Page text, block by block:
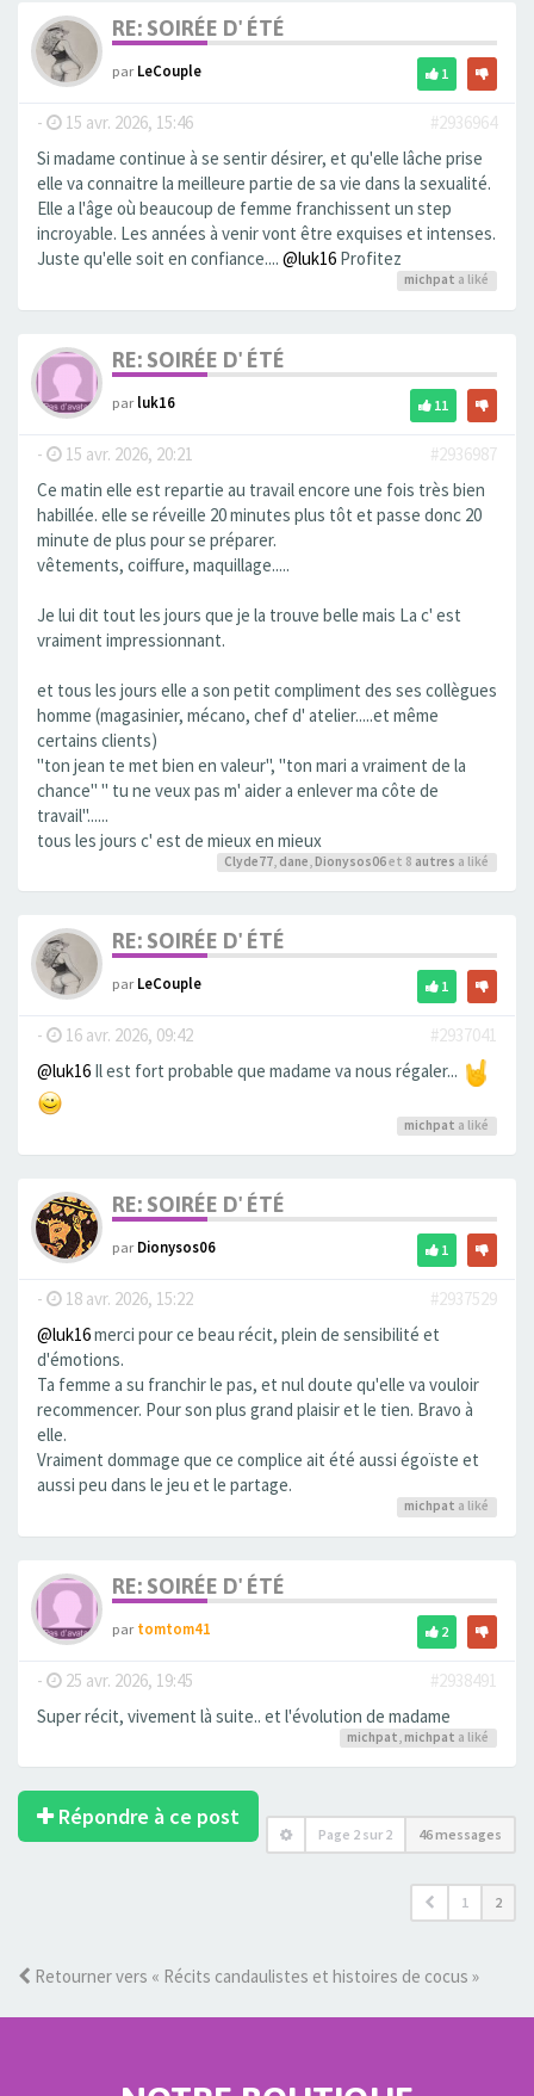
RE: SOIRÉE D' ÉTÉ
parLeCouple 1
- 15 avr. 2026, 15:46
#2936964
Si madame continue à se sentir désirer, et qu'elle lâche prise
elle va connaitre la meilleure partie de sa vie dans la sexualité.
Elle a l'âge où beaucoup de femme franchissent un step
incroyable. Les années à venir vont être exquises et intenses.
Juste qu'elle soit en confiance.... @luk16 Profitez
michpat a liké
RE: SOIRÉE D' ÉTÉ
parluk16 11
- 15 avr. 2026, 20:21
#2936987
Ce matin elle est repartie au travail encore une fois très bien
habillée. elle se réveille 20 minutes plus tôt et passe donc 20
minute de plus pour se préparer.
vêtements, coiffure, maquillage.....
Je lui dit tout les jours que je la trouve belle mais La c' est
vraiment impressionnant.
et tous les jours elle a son petit compliment des ses collègues
homme (magasinier, mécano, chef d' atelier.....et même
certains clients)
"ton jean te met bien en valeur", "ton mari a vraiment de la
chance" " tu ne veux pas m' aider a enlever ma côte de
travail"......
tous les jours c' est de mieux en mieux
Clyde77, dane, Dionysos06et 8 autres a liké
RE: SOIRÉE D' ÉTÉ
parLeCouple 1
- 16 avr. 2026, 09:42
#2937041
@luk16 Il est fort probable que madame va nous régaler...
michpat a liké
RE: SOIRÉE D' ÉTÉ
parDionysos06 1
- 18 avr. 2026, 15:22
#2937529
@luk16merci pour ce beau récit, plein de sensibilité et
d'émotions.
Ta femme a su franchir le pas, et nul doute qu'elle va vouloir
recommencer. Pour son plus grand plaisir et le tien. Bravo à
elle.
Vraiment dommage que ce complice ait été aussi égoïste et
aussi peu dans le jeu et le partage.
michpat a liké
RE: SOIRÉE D' ÉTÉ
partomtom41 2
- 25 avr. 2026, 19:45
#2938491
Super récit, vivement là suite.. et l'évolution de madame
michpat, michpat a liké
Répondre à ce post
Page 2 sur 2 46 messages
1 2
Retourner vers « Récits candaulistes et histoires de cocus »